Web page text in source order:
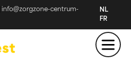
info@zorgzone-centrum-
NL
FR